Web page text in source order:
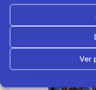
Ver